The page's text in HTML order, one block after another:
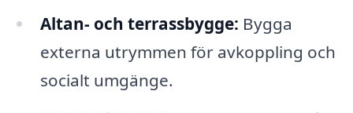
Altan- och terrassbygge: Bygga
externa utrymmen för avkoppling och
socialt umgänge.